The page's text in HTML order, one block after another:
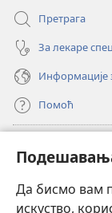
Да бисмо вам
искуство,
Претрага
За лекаре
Информације
Помоћ
(отвара
нови
прозор)ОНЛАЈН
(отвара